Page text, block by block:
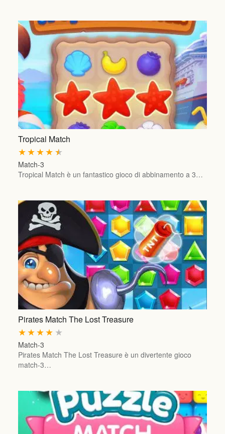
Tropical Match
★
★
★
★
★
Match-3
Tropical Match è un fantastico gioco di abbinamento a 3…
Pirates Match The Lost Treasure
★
★
★
★
★
Match-3
Pirates Match The Lost Treasure è un divertente gioco
match-3…